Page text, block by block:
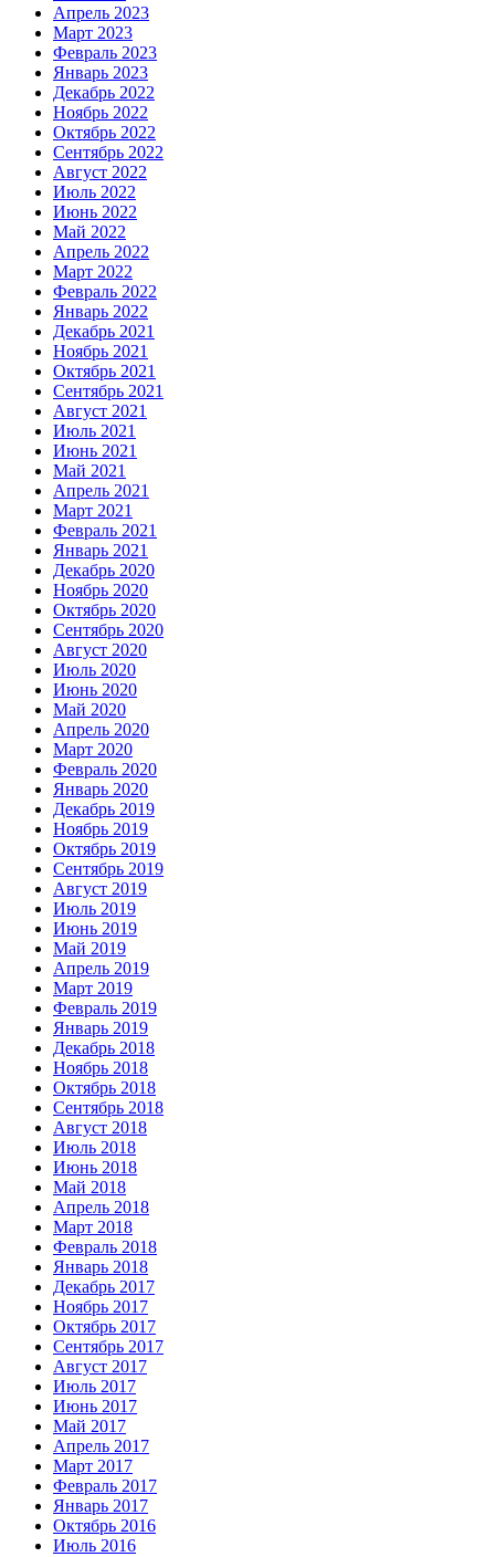
Апрель 2023
Март 2023
Февраль 2023
Январь 2023
Декабрь 2022
Ноябрь 2022
Октябрь 2022
Сентябрь 2022
Август 2022
Июль 2022
Июнь 2022
Май 2022
Апрель 2022
Март 2022
Февраль 2022
Январь 2022
Декабрь 2021
Ноябрь 2021
Октябрь 2021
Сентябрь 2021
Август 2021
Июль 2021
Июнь 2021
Май 2021
Апрель 2021
Март 2021
Февраль 2021
Январь 2021
Декабрь 2020
Ноябрь 2020
Октябрь 2020
Сентябрь 2020
Август 2020
Июль 2020
Июнь 2020
Май 2020
Апрель 2020
Март 2020
Февраль 2020
Январь 2020
Декабрь 2019
Ноябрь 2019
Октябрь 2019
Сентябрь 2019
Август 2019
Июль 2019
Июнь 2019
Май 2019
Апрель 2019
Март 2019
Февраль 2019
Январь 2019
Декабрь 2018
Ноябрь 2018
Октябрь 2018
Сентябрь 2018
Август 2018
Июль 2018
Июнь 2018
Май 2018
Апрель 2018
Март 2018
Февраль 2018
Январь 2018
Декабрь 2017
Ноябрь 2017
Октябрь 2017
Сентябрь 2017
Август 2017
Июль 2017
Июнь 2017
Май 2017
Апрель 2017
Март 2017
Февраль 2017
Январь 2017
Октябрь 2016
Июль 2016